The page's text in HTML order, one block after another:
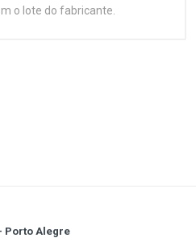
o lote do fabricante.
Name
Porto Alegre